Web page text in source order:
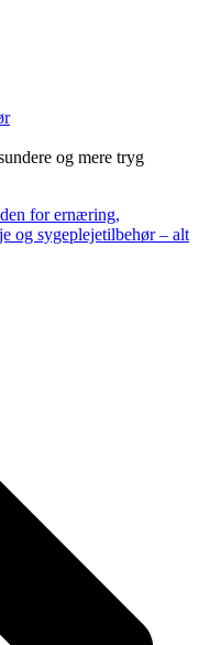
og mere tryg
for ernæring,
og sygeplejetilbehør – alt